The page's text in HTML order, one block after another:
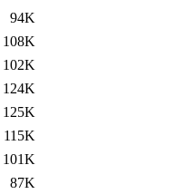
94K
108K
102K
124K
125K
115K
101K
87K